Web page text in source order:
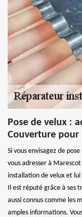
Pose de velux :
Couverture pour
Si vous envisagez de
vous adresser à
installation de velux et
Il est réputé grâce à ses
aussi connus comme les
amples informations.